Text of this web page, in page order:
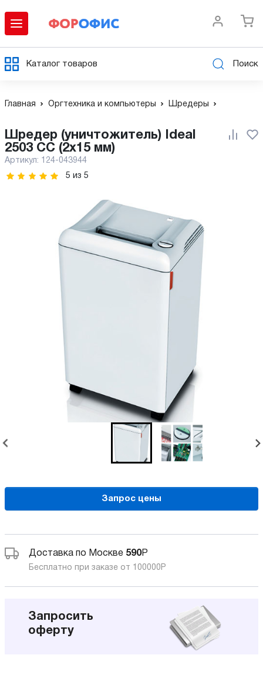
Каталог товаров Поиск
Главная Оргтехника и компьютеры Шредеры
Шредер (уничтожитель) Ideal
2503 CC (2x15 мм)
Артикул: 124-043944
5 из 5
Запрос цены
Доставка по Москве 590Р
Бесплатно при заказе от 100000 Р
Запросить
оферту